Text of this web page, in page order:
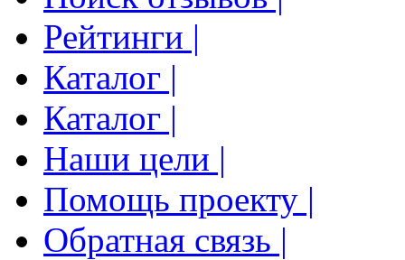
Рейтинги |
Каталог |
Каталог |
Наши цели |
Помощь проекту |
Обратная связь |